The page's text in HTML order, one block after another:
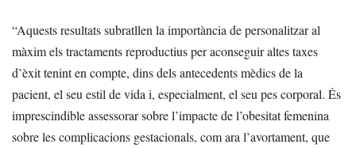
“Aquests resultats subratllen la importància de personalitzar al
màxim els tractaments reproductius per aconseguir altes taxes
d’èxit tenint en compte, dins dels antecedents mèdics de la
pacient, el seu estil de vida i, especialment, el seu pes corporal. És
imprescindible assessorar sobre l’impacte de l’obesitat femenina
sobre les complicacions gestacionals, com ara l’avortament, que